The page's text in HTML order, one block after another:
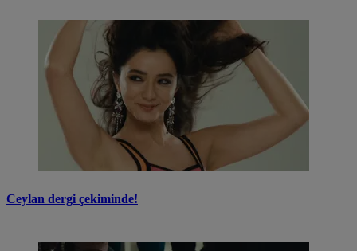
Ceylan dergi çekiminde!